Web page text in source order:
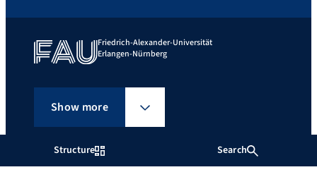
Structure Search
Friedrich-Alexander-Universität
Erlangen-Nürnberg
Show more